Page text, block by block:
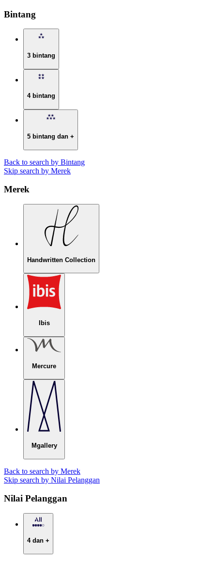
Bintang
3 bintang
4 bintang
5 bintang dan +
Back to search by Bintang
Skip search by Merek
Merek
Handwritten Collection
Ibis
Mercure
Mgallery
Back to search by Merek
Skip search by Nilai Pelanggan
Nilai Pelanggan
4 dan +